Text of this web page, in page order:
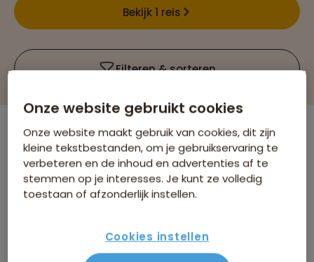
Bekijk 1 reis
Filteren & sorteren
Er is1reis die voldoet aan jouw wensen
Groepsrondreizen Turkmenistan
Verwijder alle filters
Avontuur Plus
Onze website gebruikt cookies
Onze website maakt gebruik van cookies, dit zijn
kleine tekstbestanden, om je gebruikservaring te
verbeteren en de inhoud en advertenties af te
stemmen op je interesses. Je kunt ze volledig
toestaan of afzonderlijk instellen.
Cookies instellen